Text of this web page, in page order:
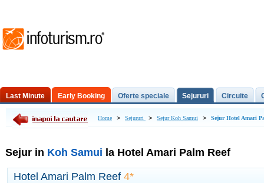
Last Minute Early Booking Oferte speciale Sejururi Circuite
Excursii de o zi Home > Sejururi > Sejur Koh Samui > Sejur Hotel Amari
Sejur in Koh Samui la Hotel Amari Palm Reef
Hotel Amari Palm Reef 4*